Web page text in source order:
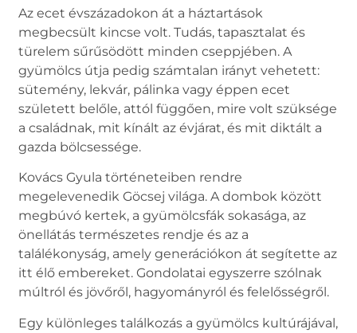
Az ecet évszázadokon át a háztartások
megbecsült kincse volt. Tudás, tapasztalat és
türelem sűrűsödött minden cseppjében. A
gyümölcs útja pedig számtalan irányt vehetett:
sütemény, lekvár, pálinka vagy éppen ecet
született belőle, attól függően, mire volt szüksége
a családnak, mit kínált az évjárat, és mit diktált a
gazda bölcsessége.
Kovács Gyula történeteiben rendre
megelevenedik Göcsej világa. A dombok között
megbúvó kertek, a gyümölcsfák sokasága, az
önellátás természetes rendje és az a
találékonyság, amely generációkon át segítette az
itt élő embereket. Gondolatai egyszerre szólnak
múltról és jövőről, hagyományról és felelősségről.
Egy különleges találkozás a gyümölcs kultúrájával,